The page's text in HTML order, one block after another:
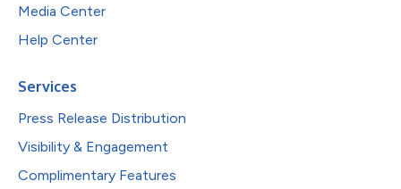
Media Center
Help Center
Services
Press Release Distribution
Visibility & Engagement
Complimentary Features